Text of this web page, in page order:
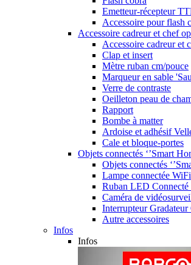
Emetteur-récepteur
Accessoire pour flash
Accessoire cadreur et chef
Accessoire cadreur et
Clap et insert
Mètre ruban cm/pouce
Marqueur en sable
Verre de contraste
Oeilleton peau de
Rapport
Bombe à matter
Ardoise et adhésif
Cale et bloque-portes
Objets connectés ‘’Smart
Objets connectés
Lampe connectée WiFi
Ruban LED Connecté
Caméra de
Interrupteur Gradateur
Autre accessoires
Infos
Infos